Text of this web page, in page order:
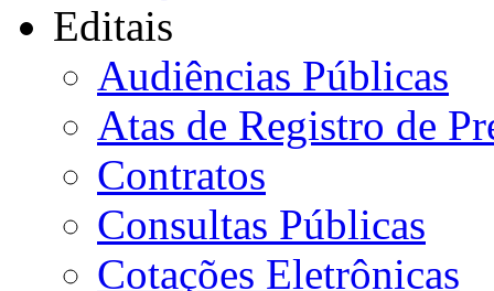
Editais
Audiências Públicas
Atas de Registro de
Contratos
Consultas Públicas
Cotações Eletrônicas